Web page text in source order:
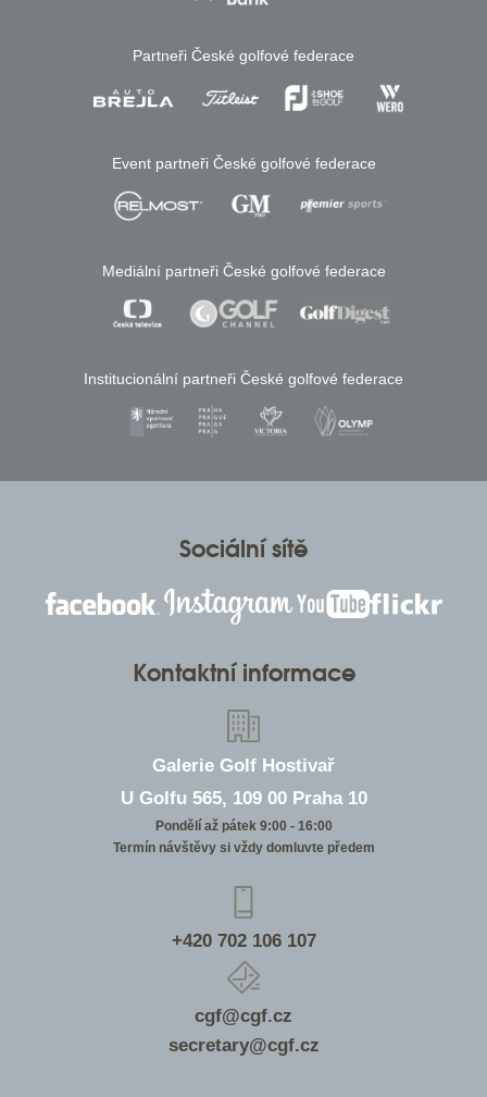
Partneři České golfové federace
Event partneři České golfové federace
Mediální partneři České golfové federace
Institucionální partneři České golfové federace
Sociální sítě
Kontaktní informace
Galerie Golf Hostivař
U Golfu 565, 109 00 Praha 10
Pondělí až pátek 9:00 - 16:00
Termín návštěvy si vždy domluvte předem
+420 702 106 107
cgf@cgf.cz
secretary@cgf.cz